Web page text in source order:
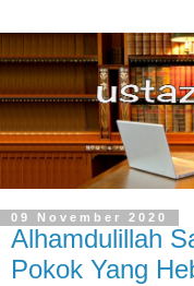
09 November 2020
Alhamdulillah
Pokok Yang